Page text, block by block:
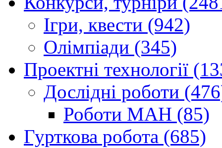
Ігри, квести (942)
Олімпіади (345)
Проектні технології
Дослідні роботи
Роботи МАН (85)
Гурткова робота (685)